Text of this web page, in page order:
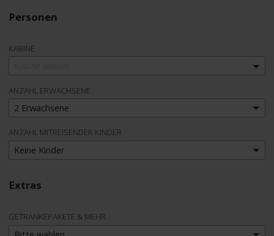
Personen
KABINE
ANZAHL ERWACHSENE
2 Erwachsene
ANZAHL MITREISENDER KINDER
Keine Kinder
Extras
GETRÄNKEPAKETE & MEHR